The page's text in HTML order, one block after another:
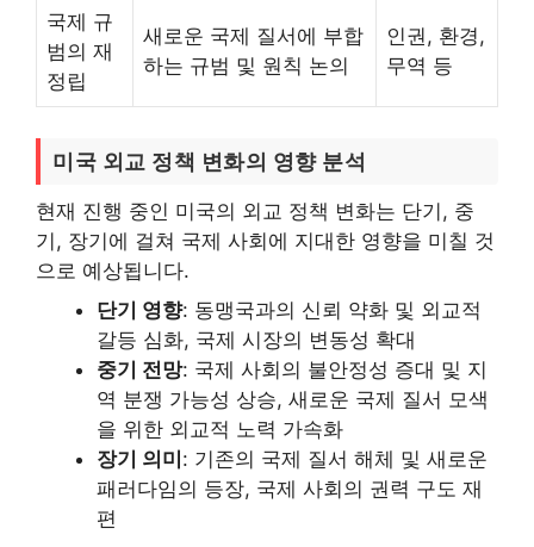
국제 규
범의 재
정립
새로운 국제 질서에 부합
하는 규범 및 원칙 논의
인권, 환경,
무역 등
미국 외교 정책 변화의 영향 분석
현재 진행 중인 미국의 외교 정책 변화는 단기, 중
기, 장기에 걸쳐 국제 사회에 지대한 영향을 미칠 것
으로 예상됩니다.
단기 영향: 동맹국과의 신뢰 약화 및 외교적
갈등 심화, 국제 시장의 변동성 확대
중기 전망: 국제 사회의 불안정성 증대 및 지
역 분쟁 가능성 상승, 새로운 국제 질서 모색
을 위한 외교적 노력 가속화
장기 의미 : 기존의 국제 질서 해체 및 새로운
패러다임의 등장, 국제 사회의 권력 구도 재
편